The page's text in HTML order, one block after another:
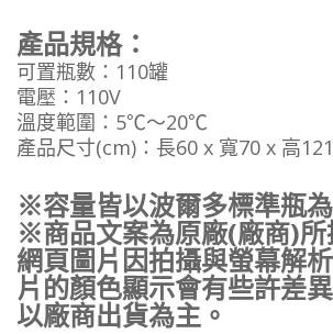
產品規格：
可置瓶數：110罐
電壓：110V
溫度範圍：5℃～20℃
產品尺寸(cm)：長60 x 寬70 x 高121
※容量皆以波爾多標準瓶
※商品文案為原廠(廠商)所
網頁圖片因拍攝與螢幕解
片的顏色顯示會有些許差
以廠商出貨為主。